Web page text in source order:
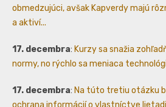
obmedzujúci, avšak Kapverdy majú
a aktiví...
17. decembra: Kurzy sa snažia
normy, no rýchlo sa meniaca
17. decembra: Na túto tretiu otázku
ochrana informácií o vlastníctve